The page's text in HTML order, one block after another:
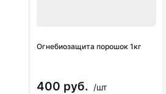
Огнебиозащита порошок 1кг
400 руб. /шт